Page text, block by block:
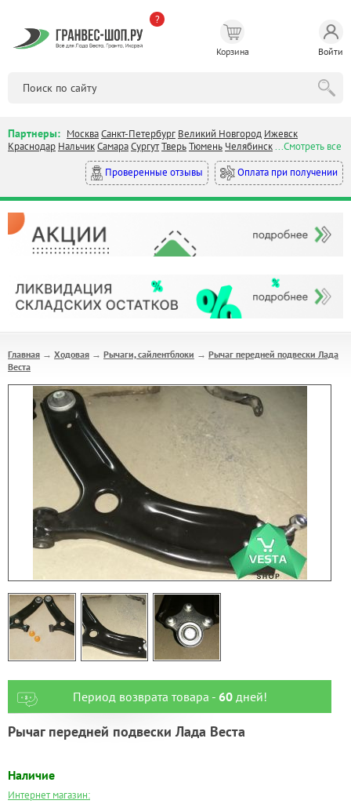
?
Корзина Войти
Партнеры: МоскваСанкт-Петербург Великий Новгород Ижевск
Краснодар НальчикСамараСургутТверьТюмень Челябинск...Смотреть все
Проверенные отзывы
Оплата при получении
Главная → Ходовая → Рычаги, сайлентблоки → Рычаг передней подвески Лада
Веста
Период возврата товара - 60дней!
Рычаг передней подвески Лада Веста
Наличие
Интернет магазин: